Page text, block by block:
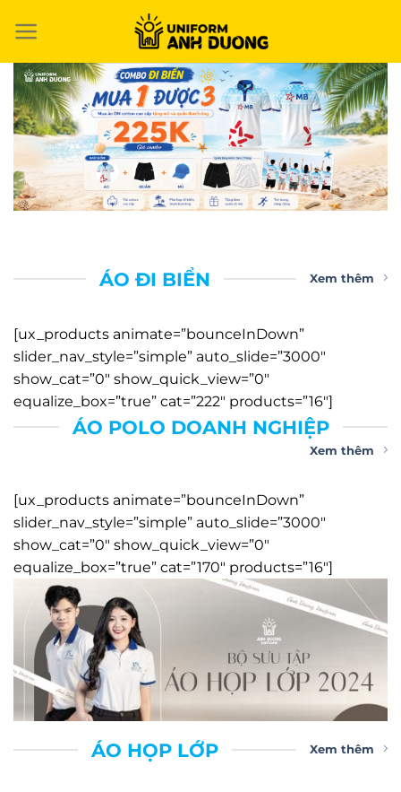
đến
dung
ÁO ĐI BIỂN Xem thêm
[ux_products animate=”bounceInDown”
slider_nav_style=”simple” auto_slide=”3000″
show_cat=”0″ show_quick_view=”0″
equalize_box=”true” cat=”222″ products=”16″]
ÁO POLO DOANH NGHIỆP
Xem thêm
[ux_products animate=”bounceInDown”
slider_nav_style=”simple” auto_slide=”3000″
show_cat=”0″ show_quick_view=”0″
equalize_box=”true” cat=”170″ products=”16″]
ÁO HỌP LỚP Xem thêm